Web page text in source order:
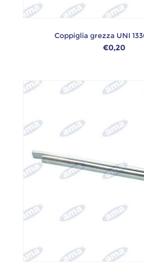
Coppiglia grezza UNI
€0,20